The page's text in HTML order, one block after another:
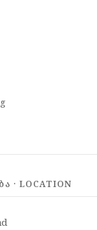
· LOCATION